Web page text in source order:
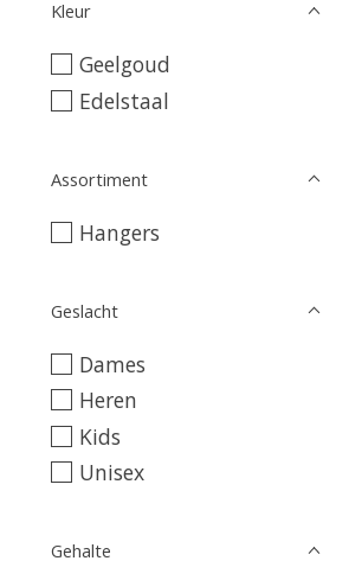
Kleur
Geelgoud
Edelstaal
Assortiment
Hangers
Geslacht
Dames
Heren
Kids
Unisex
Gehalte